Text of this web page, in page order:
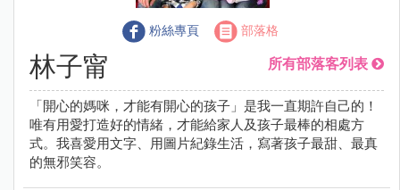
粉絲專頁 部落格
林子甯 所有部落客列表
「開心的媽咪，才能有開心的孩子」是我一直期許自己的！
唯有用愛打造好的情緒，才能給家人及孩子最棒的相處方
式。我喜愛用文字、用圖片紀錄生活，寫著孩子最甜、最真
的無邪笑容。